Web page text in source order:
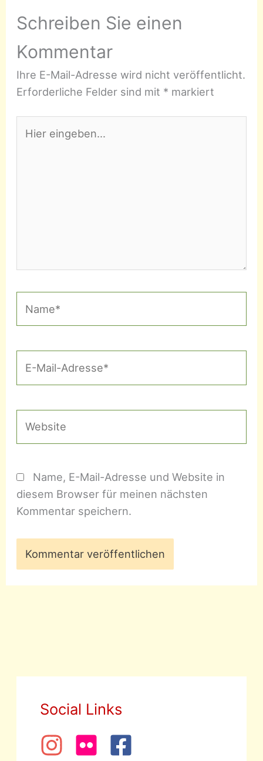
Schreiben Sie einen
Kommentar
Ihre E-Mail-Adresse wird nicht veröffentlicht.
Erforderliche Felder sind mit * markiert
eingeben…
Mail-
Name, E-Mail-Adresse und Website in
diesem Browser für meinen nächsten
Kommentar speichern.
Social Links